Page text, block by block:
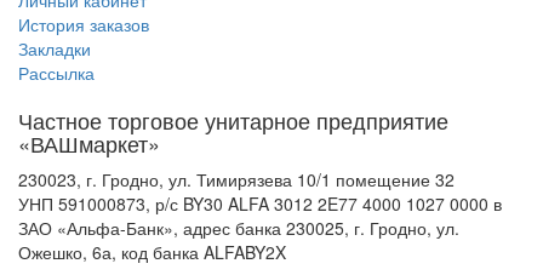
История заказов
Закладки
Рассылка
Частное торговое унитарное предприятие
«ВАШмаркет»
230023, г. Гродно, ул. Тимирязева 10/1 помещение 32
УНП 591000873, р/с BY30 ALFA 3012 2E77 4000 1027 0000 в
ЗАО «Альфа-Банк», адрес банка 230025, г. Гродно, ул.
Ожешко, 6а, код банка ALFABY2X